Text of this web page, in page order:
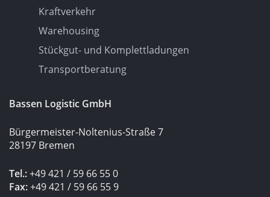
Kraftverkehr
Warehousing
Stückgut- und Komplettladungen
Transportberatung
Bassen Logistic GmbH
Bürgermeister-Noltenius-Straße 7
28197 Bremen
Tel.:+49 421 / 59 66 55 0
Fax:+49 421 / 59 66 55 9